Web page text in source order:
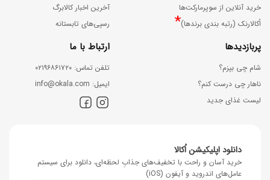
خرید آنلاین از سوپرمارکت‌ها
اُکالارنک (رتبه بندی برندها)*
آخرین اخبار کالابرگ
رسپی‌های تابستانه
پربازدیدها
شام چی بپزم؟
ناهار چی درست کنم؟
لیست غذای جدید
ارتباط با ما
ﺗﻠﻔﻦ ﺗﻤﺎس: ۰۲۱۹۶۸۶۱۷۲۰
اﯾﻤﯿﻞ: info@okala.com
دانلود اپلیکیشن اُکالا
خرید آسان و راحت با تخفیف‌های جذابِ لحظه‌ای، دانلود برای سیستم
عامل‌های اندروید و آیفون (iOS)